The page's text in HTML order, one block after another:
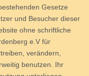
Gesetze
und Besucher dieser
ohne schriftliche
e.V für
verändern,
benutzen. Ihr